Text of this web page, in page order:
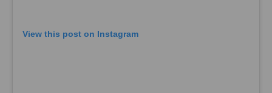
View this post on Instagram